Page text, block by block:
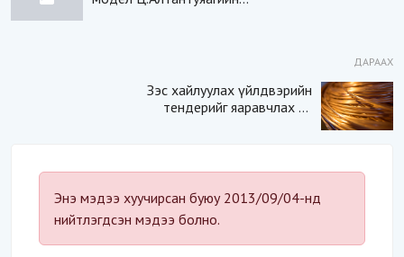
ДАРААХ
Зэс хайлуулах үйлдвэрийн
тендерийг яаравчлах нь
Энэ мэдээ хуучирсан буюу 2013/09/04-нд
нийтлэгдсэн мэдээ болно.